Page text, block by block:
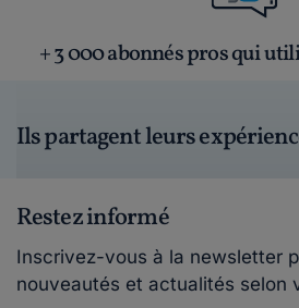
+ 3 000 abonnés pros qui
Ils partagent leurs
Restez informé
Inscrivez-vous à la newsletter
nouveautés et actualités selon